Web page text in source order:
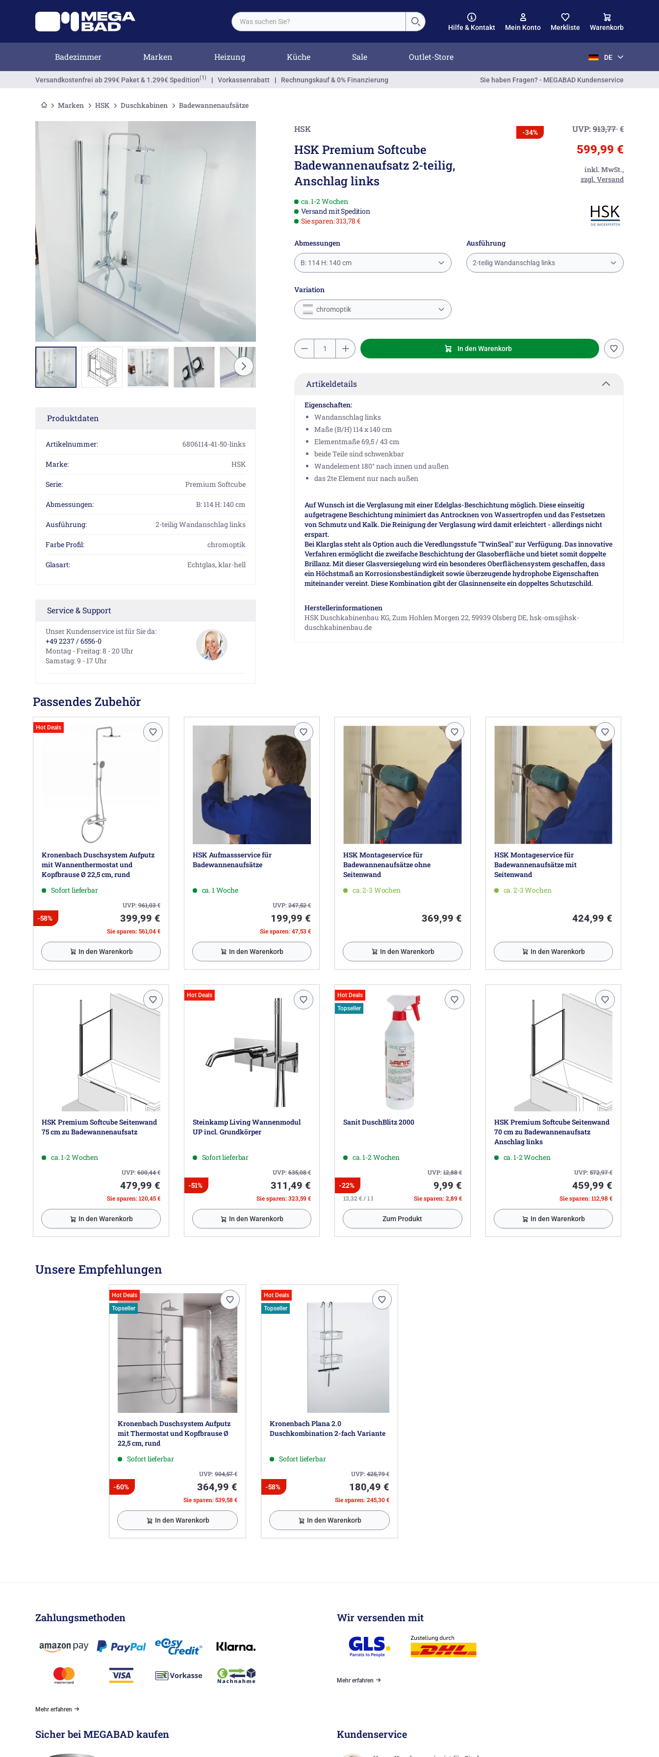
Hilfe & Kontakt Mein Konto Merkliste Warenkorb
Badezimmer Marken Heizung Küche Sale Outlet-Store DE
Versandkostenfrei ab 299€ Paket & 1.299€ Spedition(1) | Vorkassenrabatt | Rechnungskauf & 0% Finanzierung Sie haben Fragen? - MEGABAD Kundenservice
Marken HSK Duschkabinen Badewannenaufsätze
Produktdaten
Artikelnummer: 6806114-41-50-links
Marke: HSK
Serie: Premium Softcube
Abmessungen: B: 114 H: 140 cm
Ausführung: 2-teilig Wandanschlag links
Farbe Profil: chromoptik
Glasart: Echtglas, klar-hell
Service & Support
Unser Kundenservice ist für Sie da:
+49 2237 / 6556-0
Montag - Freitag: 8 - 20 Uhr
Samstag: 9 - 17 Uhr
HSK
HSK Premium Softcube
Badewannenaufsatz 2-teilig,
Anschlag links
-34% UVP: 913,77€
599,99 €
inkl. MwSt.,
zzgl. Versand
ca. 1-2 Wochen
Versand mit Spedition
Sie sparen: 313,78 €
Abmessungen
B: 114 H: 140 cm
Ausführung
2-teilig Wandanschlag links
Variation
chromoptik
In den Warenkorb
Artikeldetails
Eigenschaften:
Wandanschlag links
Maße (B/H) 114 x 140 cm
Elementmaße 69,5 / 43 cm
beide Teile sind schwenkbar
Wandelement 180° nach innen und außen
das 2te Element nur nach außen
Auf Wunsch ist die Verglasung mit einer Edelglas-Beschichtung möglich. Diese einseitig
aufgetragene Beschichtung minimiert das Antrocknen von Wassertropfen und das Festsetzen
von Schmutz und Kalk. Die Reinigung der Verglasung wird damit erleichtert - allerdings nicht
erspart.
Bei Klarglas steht als Option auch die Veredlungsstufe "TwinSeal" zur Verfügung. Das innovative
Verfahren ermöglicht die zweifache Beschichtung der Glasoberfläche und bietet somit doppelte
Brillanz. Mit dieser Glasversiegelung wird ein besonderes Oberflächensystem geschaffen, dass
ein Höchstmaß an Korrosionsbeständigkeit sowie überzeugende hydrophobe Eigenschaften
miteinander vereint. Diese Kombination gibt der Glasinnenseite ein doppeltes Schutzschild.
Herstellerinformationen
HSK Duschkabinenbau KG, Zum Hohlen Morgen 22, 59939 Olsberg DE, hsk-oms@hsk-
duschkabinenbau.de
Passendes Zubehör
Hot Deals
Kronenbach Duschsystem Aufputz
mit Wannenthermostat und
Kopfbrause Ø 22,5 cm, rund
Sofort lieferbar
UVP:961,03€
-58% 399,99 €
Sie sparen: 561,04 €
In den Warenkorb
HSK Aufmassservice für
Badewannenaufsätze
ca. 1 Woche
UVP:247,52€
199,99 €
Sie sparen: 47,53 €
In den Warenkorb
HSK Montageservice für
Badewannenaufsätze ohne
Seitenwand
ca. 2-3 Wochen
369,99 €
In den Warenkorb
HSK Montageservice für
Badewannenaufsätze mit
Seitenwand
ca. 2-3 Wochen
424,99 €
In den Warenkorb
HSK Premium Softcube Seitenwand
75 cm zu Badewannenaufsatz
ca. 1-2 Wochen
UVP:600,44€
479,99 €
Sie sparen: 120,45 €
In den Warenkorb
Hot Deals
Steinkamp Living Wannenmodul
UP incl. Grundkörper
Sofort lieferbar
UVP:635,08€
-51% 311,49 €
Sie sparen: 323,59 €
In den Warenkorb
Hot Deals
Topseller
Sanit DuschBlitz 2000
ca. 1-2 Wochen
UVP:12,88€
-22% 9,99 €
13,32 € / 1 l Sie sparen: 2,89 €
Zum Produkt
HSK Premium Softcube Seitenwand
70 cm zu Badewannenaufsatz
Anschlag links
ca. 1-2 Wochen
UVP:572,97€
459,99 €
Sie sparen: 112,98 €
In den Warenkorb
Unsere Empfehlungen
Hot Deals
Topseller
Kronenbach Duschsystem Aufputz
mit Thermostat und Kopfbrause Ø
22,5 cm, rund
Sofort lieferbar
UVP:904,57€
-60% 364,99 €
Sie sparen: 539,58 €
In den Warenkorb
Hot Deals
Topseller
Kronenbach Plana 2.0
Duschkombination 2-fach Variante
Sofort lieferbar
UVP:425,79€
-58% 180,49 €
Sie sparen: 245,30 €
In den Warenkorb
Zahlungsmethoden
Mehr erfahren
Wir versenden mit
Mehr erfahren
Sicher bei MEGABAD kaufen Kundenservice